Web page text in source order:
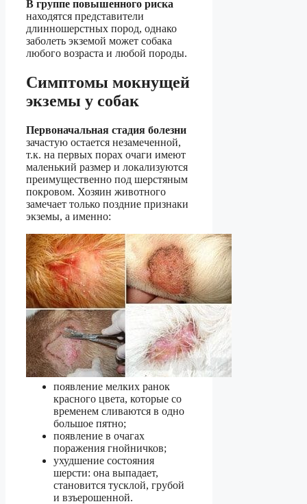
В группе повышенного риска
находятся представители
длинношерстных пород, однако
заболеть экземой может собака
любого возраста и любой породы.
Симптомы мокнущей
экземы у собак
Первоначальная стадия болезни
зачастую остается незамеченной,
т.к. на первых порах очаги имеют
маленький размер и локализуются
преимущественно под шерстяным
покровом. Хозяин животного
замечает только поздние признаки
экземы, а именно:
появление мелких ранок
красного цвета, которые со
временем сливаются в одно
большое пятно;
появление в очагах
поражения гнойничков;
ухудшение состояния
шерсти: она выпадает,
становится тусклой, грубой
и взъерошенной.